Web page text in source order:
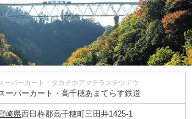
ーパーカート・タカチホアマテラステツドウ
ーパーカート・高千穂あまてらす鉄道
崎県西臼杵郡高千穂町三田井1425-1